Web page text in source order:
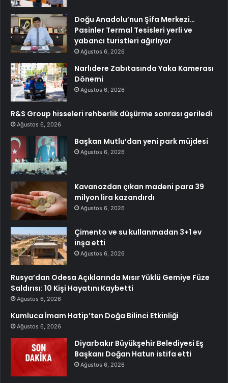
Doğu Anadolu’nun Şifa Merkezi…
Pasinler Termal Tesisleri yerli ve
yabancı turistleri ağırlıyor
Ağustos 6, 2026
Narlıdere Zabıtasında Yaka Kamerası
Dönemi
Ağustos 6, 2026
R&S Group hisseleri rehberlik düşürme sonrası geriledi
Ağustos 6, 2026
Başkan Mutlu’dan yeni park müjdesi
Ağustos 6, 2026
Kavanozdan çıkan madeni para 39
milyon lira kazandırdı
Ağustos 6, 2026
Çimento ve su kullanmadan 3+1 ev
inşa etti
Ağustos 6, 2026
Rusya’dan Odesa Açıklarında Mısır Yüklü Gemiye Füze
Saldırısı: 10 Kişi Hayatını Kaybetti
Ağustos 6, 2026
Kumluca İmam Hatip’ten Doğa Bilinci Etkinliği
Ağustos 6, 2026
Diyarbakır Büyükşehir Belediyesi Eş
Başkanı Doğan Hatun istifa etti
Ağustos 6, 2026